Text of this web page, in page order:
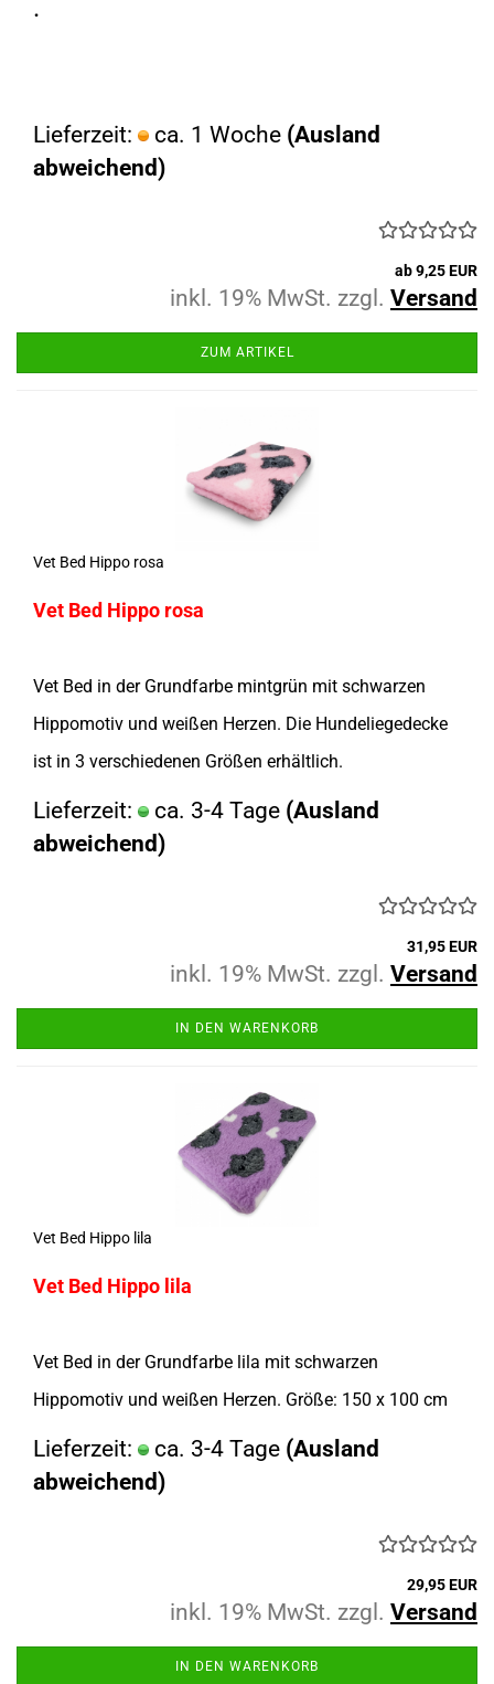
.
Lieferzeit: ca. 1 Woche (Ausland
abweichend)
ab 9,25 EUR
inkl. 19% MwSt. zzgl. Versand
ZUM ARTIKEL
Vet Bed Hippo rosa
Vet Bed Hippo rosa
Vet Bed in der Grundfarbe mintgrün mit schwarzen
Hippomotiv und weißen Herzen. Die Hundeliegedecke
ist in 3 verschiedenen Größen erhältlich.
Lieferzeit: ca. 3-4 Tage (Ausland
abweichend)
31,95 EUR
inkl. 19% MwSt. zzgl. Versand
IN DEN WARENKORB
Vet Bed Hippo lila
Vet Bed Hippo lila
Vet Bed in der Grundfarbe lila mit schwarzen
Hippomotiv und weißen Herzen. Größe: 150 x 100 cm
Lieferzeit: ca. 3-4 Tage (Ausland
abweichend)
29,95 EUR
inkl. 19% MwSt. zzgl. Versand
IN DEN WARENKORB